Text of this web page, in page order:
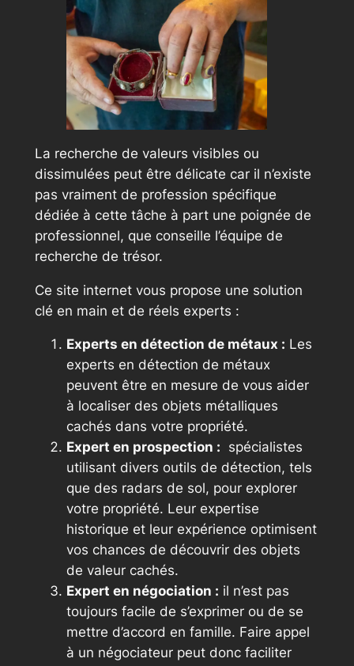
La recherche de valeurs visibles ou
dissimulées peut être délicate car il n’existe
pas vraiment de profession spécifique
dédiée à cette tâche à part une poignée de
professionnel, que conseille l’équipe de
recherche de trésor.
Ce site internet vous propose une solution
clé en main et de réels experts :
Experts en détection de métaux : Les
experts en détection de métaux
peuvent être en mesure de vous aider
à localiser des objets métalliques
cachés dans votre propriété.
Expert en prospection : spécialistes
utilisant divers outils de détection, tels
que des radars de sol, pour explorer
votre propriété. Leur expertise
historique et leur expérience optimisent
vos chances de découvrir des objets
de valeur cachés.
Expert en négociation : il n’est pas
toujours facile de s’exprimer ou de se
mettre d’accord en famille. Faire appel
à un négociateur peut donc faciliter